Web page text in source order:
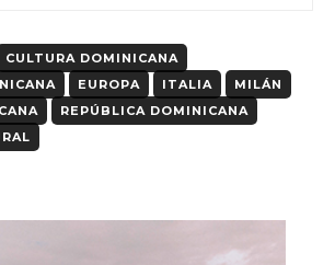
CULTURA DOMINICANA
EUROPA ITALIA
MILÁN
REPÚBLICA DOMINICANA